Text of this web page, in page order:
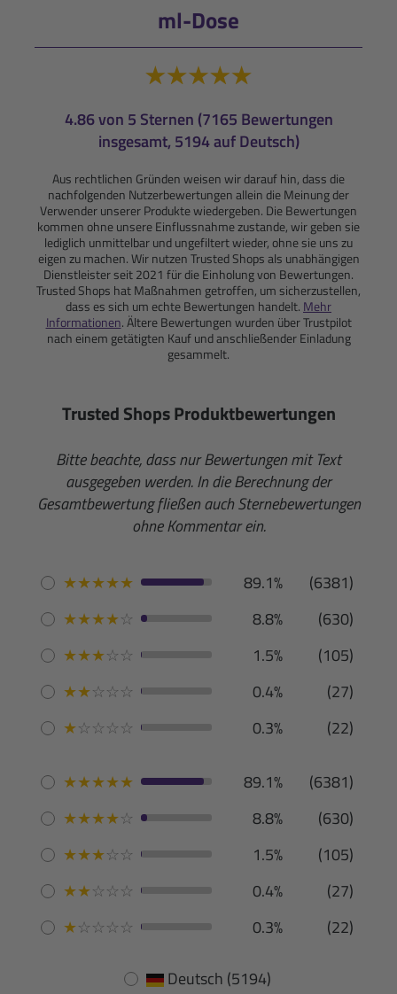
ml-Dose
4.86 von 5 Sternen (7165 Bewertungen
insgesamt, 5194 auf Deutsch)
Aus rechtlichen Gründen weisen wir darauf hin, dass die
nachfolgenden Nutzerbewertungen allein die Meinung der
Verwender unserer Produkte wiedergeben. Die Bewertungen
kommen ohne unsere Einflussnahme zustande, wir geben sie
lediglich unmittelbar und ungefiltert wieder, ohne sie uns zu
eigen zu machen. Wir nutzen Trusted Shops als unabhängigen
Dienstleister seit 2021 für die Einholung von Bewertungen.
Trusted Shops hat Maßnahmen getroffen, um sicherzustellen,
dass es sich um echte Bewertungen handelt. Mehr
Informationen. Ältere Bewertungen wurden über Trustpilot
nach einem getätigten Kauf und anschließender Einladung
gesammelt.
Trusted Shops Produktbewertungen
Bitte beachte, dass nur Bewertungen mit Text
ausgegeben werden. In die Berechnung der
Gesamtbewertung fließen auch Sternebewertungen
ohne Kommentar ein.
★★★★★ 89.1%
(6381)
★★★★☆ 8.8%
(630)
★★★☆☆ 1.5%
(105)
★★☆☆☆ 0.4%
(27)
★☆☆☆☆ 0.3% (22)
★★★★★ 89.1%
(6381)
★★★★☆ 8.8%
(630)
★★★☆☆ 1.5%
(105)
★★☆☆☆ 0.4%
(27)
★☆☆☆☆ 0.3% (22)
Deutsch (5194)